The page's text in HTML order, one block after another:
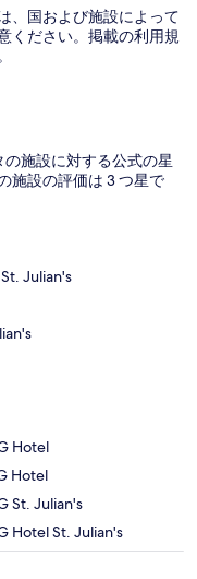
、国および施設によって
ください。掲載の利用規
施設に対する公式の星
施設の評価は 3 つ星で
Julian's
Hotel
Hotel
St. Julian's
Hotel St. Julian's